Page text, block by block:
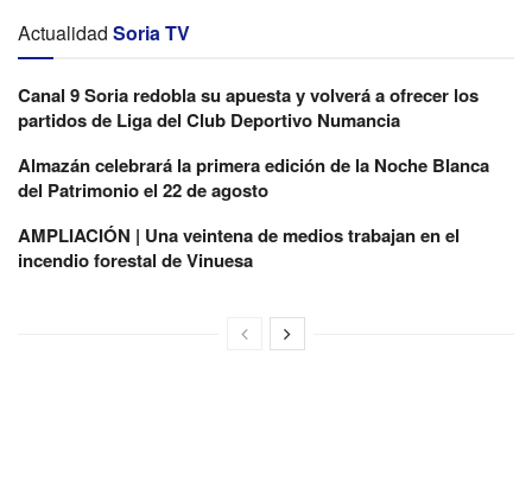
Actualidad Soria TV
Canal 9 Soria redobla su apuesta y volverá a ofrecer los
partidos de Liga del Club Deportivo Numancia
Almazán celebrará la primera edición de la Noche Blanca
del Patrimonio el 22 de agosto
AMPLIACIÓN | Una veintena de medios trabajan en el
incendio forestal de Vinuesa